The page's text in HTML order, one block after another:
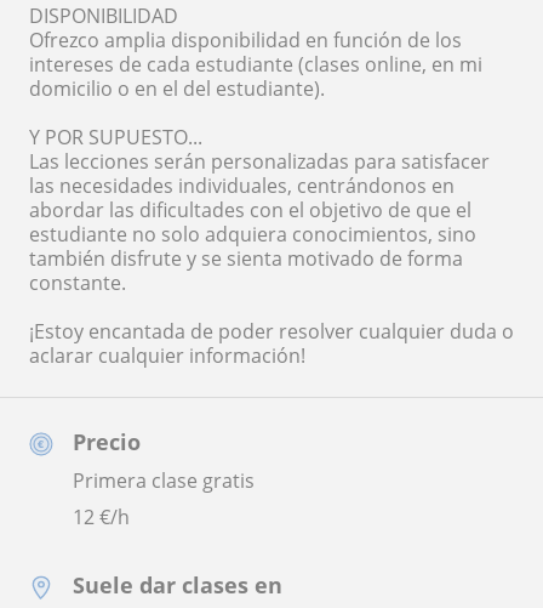
Precio
Primera clase gratis
12€/h
Suele dar clases en
DISPONIBILIDAD
Ofrezco amplia disponibilidad en función de los
intereses de cada estudiante (clases online, en mi
domicilio o en el del estudiante).
Y POR SUPUESTO...
Las lecciones serán personalizadas para satisfacer
las necesidades individuales, centrándonos en
abordar las dificultades con el objetivo de que el
estudiante no solo adquiera conocimientos, sino
también disfrute y se sienta motivado de forma
constante.
¡Estoy encantada de poder resolver cualquier duda o
aclarar cualquier información!